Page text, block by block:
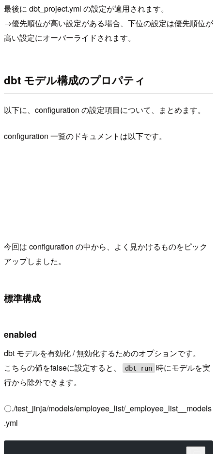
最後に dbt_project.yml の設定が適用されます。
→優先順位が高い設定がある場合、下位の設定は優先順位が
高い設定にオーバーライドされます。
dbt モデル構成のプロパティ
以下に、configuration の設定項目について、まとめます。
configuration 一覧のドキュメントは以下です。
今回は configuration の中から、よく見かけるものをピック
アップしました。
標準構成
enabled
dbt モデルを有効化 / 無効化するためのオプションです。
こちらの値をfalseに設定すると、
dbt run 時にモデルを実
行から除外できます。
〇./test_jinja/models/employee_list/_employee_list__models
.yml